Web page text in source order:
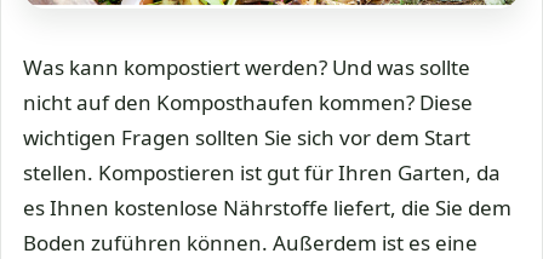
Was kann kompostiert werden? Und was sollte
nicht auf den Komposthaufen kommen? Diese
wichtigen Fragen sollten Sie sich vor dem Start
stellen. Kompostieren ist gut für Ihren Garten, da
es Ihnen kostenlose Nährstoffe liefert, die Sie dem
Boden zuführen können. Außerdem ist es eine